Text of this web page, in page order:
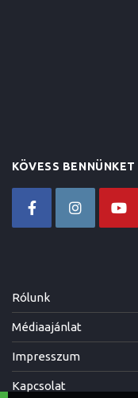
KÖVESS BENNÜNKET
Rólunk
Médiaajánlat
Impresszum
Kapcsolat